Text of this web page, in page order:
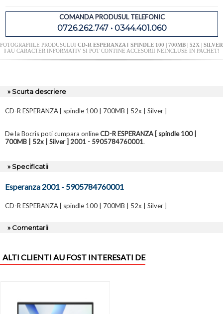
COMANDA PRODUSUL TELEFONIC
0726.262.747 • 0344.401.060
FOTOGRAFIILE PRODUSULUI CD-R ESPERANZA [ SPINDLE 100 | 700MB | 52X | SILVER
] AU CARACTER INFORMATIV SI POT CONTINE ACCESORII NEINCLUSE IN PACHET!
» Scurta descriere
CD-R ESPERANZA [ spindle 100 | 700MB | 52x | Silver ]
De la Bocris poti cumpara onlineCD-R ESPERANZA [ spindle 100 |
700MB | 52x | Silver ] 2001 - 5905784760001.
» Specificatii
Esperanza 2001 - 5905784760001
CD-R ESPERANZA [ spindle 100 | 700MB | 52x | Silver ]
» Comentarii
ALTI CLIENTI AU FOST INTERESATI DE